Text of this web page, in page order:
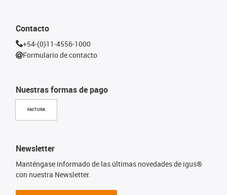
Nuestras formas de pago
FACTURA
Contacto
+54-(0)11-4556-1000
Formulario de contacto
Newsletter
Manténgase informado de las últimas novedades de igus®
con nuestra Newsletter.